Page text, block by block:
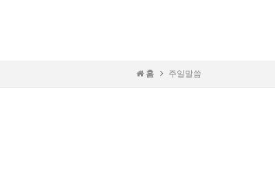
홈 주일말씀